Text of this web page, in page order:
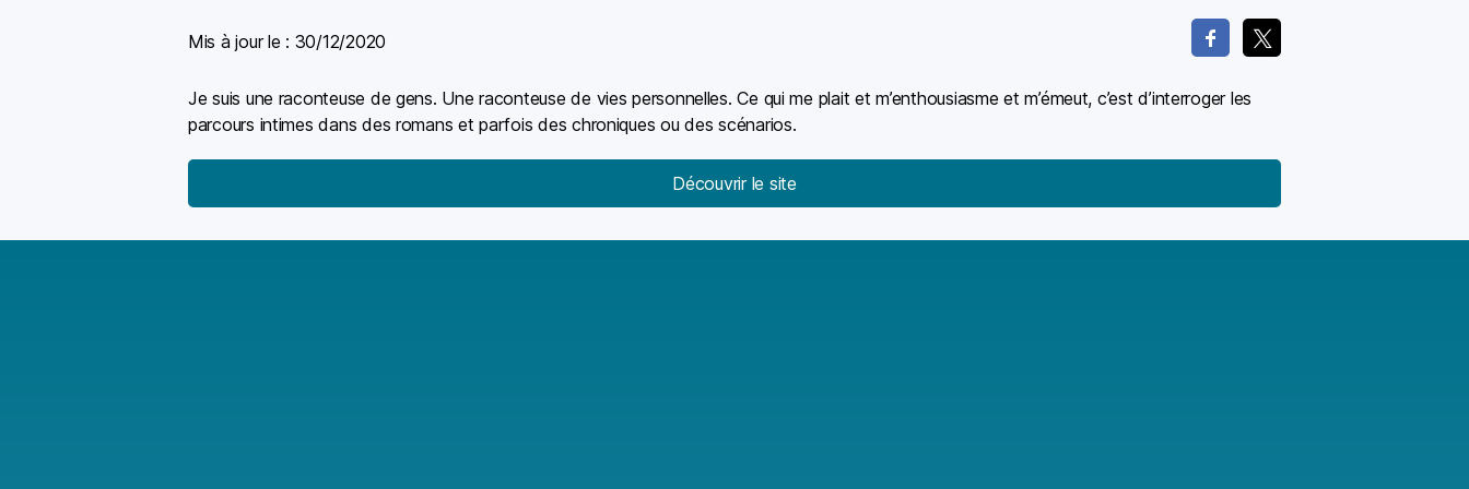
Mis à jour le : 30/12/2020
Je suis une raconteuse de gens. Une raconteuse de vies personnelles. Ce qui me plait et m’enthousiasme et m’émeut, c’est d’interroger les
parcours intimes dans des romans et parfois des chroniques ou des scénarios.
Découvrir le site